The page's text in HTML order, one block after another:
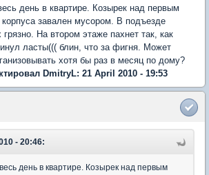
день в квартире. Козырек над первым
корпуса завален мусором. В подъезде
На втором этаже пахнет так, как
ласты((( блин, что за фигня. Может
хотя бы раз в месяц по дому?
DmitryL: 21 April 2010 - 19:53
- 20:46:
день в квартире. Козырек над первым